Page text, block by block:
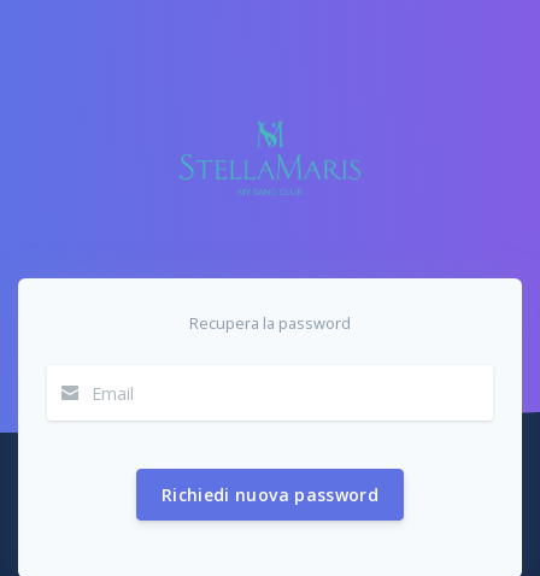
Recupera la password
Richiedi nuova password